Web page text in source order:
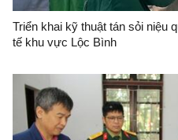
Triển khai kỹ thuật tán sỏi niệu
tế khu vực Lộc Bình